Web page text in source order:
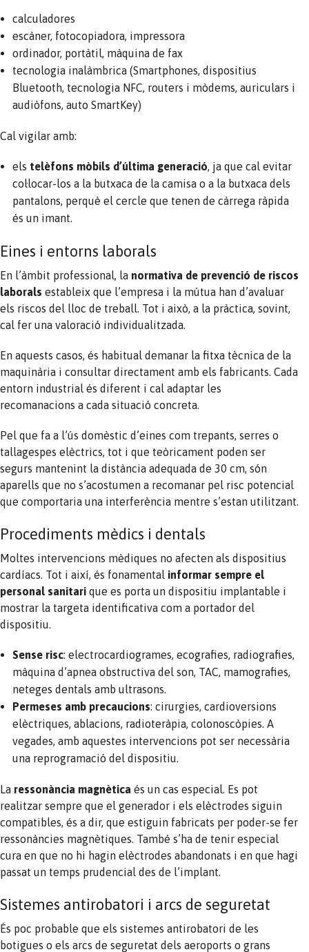
calculadores
escàner, fotocopiadora, impressora
ordinador, portàtil, màquina de fax
tecnologia inalàmbrica (Smartphones, dispositius
Bluetooth, tecnologia NFC, routers i mòdems, auriculars i
audiòfons, auto SmartKey)
Cal vigilar amb:
els telèfons mòbils d’última generació , ja que cal evitar
col·locar-los a la butxaca de la camisa o a la butxaca dels
pantalons, perquè el cercle que tenen de càrrega ràpida
és un imant.
Eines i entorns laborals
En l’àmbit professional, la normativa de prevenció de riscos
laborals estableix que l’empresa i la mútua han d’avaluar
els riscos del lloc de treball. Tot i això, a la pràctica, sovint,
cal fer una valoració individualitzada.
En aquests casos, és habitual demanar la fitxa tècnica de la
maquinària i consultar directament amb els fabricants. Cada
entorn industrial és diferent i cal adaptar les
recomanacions a cada situació concreta.
Pel que fa a l’ús domèstic d’eines com trepants, serres o
tallagespes elèctrics, tot i que teòricament poden ser
segurs mantenint la distància adequada de 30 cm, són
aparells que no s’acostumen a recomanar pel risc potencial
que comportaria una interferència mentre s’estan utilitzant.
Procediments mèdics i dentals
Moltes intervencions mèdiques no afecten als dispositius
cardíacs. Tot i així, és fonamental informar sempre el
personal sanitari que es porta un dispositiu implantable i
mostrar la targeta identificativa com a portador del
dispositiu.
Sense risc: electrocardiogrames, ecografies, radiografies,
màquina d’apnea obstructiva del son, TAC, mamografies,
neteges dentals amb ultrasons.
Permeses amb precaucions: cirurgies, cardioversions
elèctriques, ablacions, radioteràpia, colonoscòpies. A
vegades, amb aquestes intervencions pot ser necessària
una reprogramació del dispositiu.
La ressonància magnètica és un cas especial. Es pot
realitzar sempre que el generador i els elèctrodes siguin
compatibles, és a dir, que estiguin fabricats per poder-se fer
ressonàncies magnètiques. També s’ha de tenir especial
cura en que no hi hagin elèctrodes abandonats i en que hagi
passat un temps prudencial des de l’implant.
Sistemes antirobatori i arcs de seguretat
És poc probable que els sistemes antirobatori de les
botigues o els arcs de seguretat dels aeroports o grans